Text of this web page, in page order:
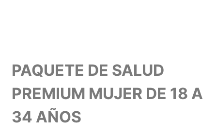
PAQUETE DE SALUD
PREMIUM MUJER DE 18 A
34 AÑOS